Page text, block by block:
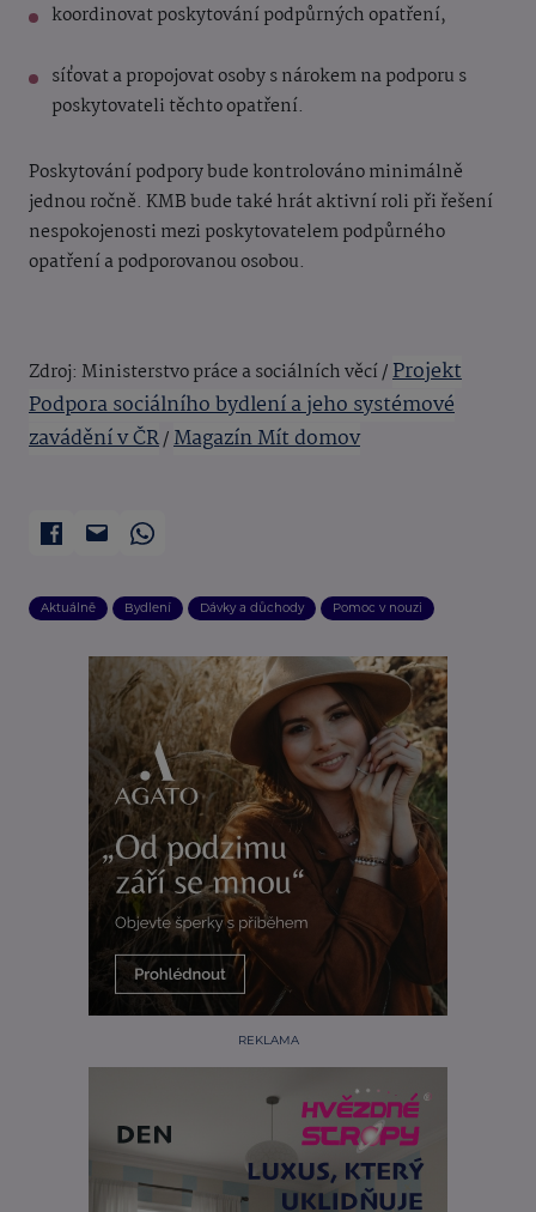
koordinovat poskytování podpůrných opatření,
síťovat a propojovat osoby s nárokem na podporu s
poskytovateli těchto opatření.
Poskytování podpory bude kontrolováno minimálně
jednou ročně. KMB bude také hrát aktivní roli při řešení
nespokojenosti mezi poskytovatelem podpůrného
opatření a podporovanou osobou.
Zdroj: Ministerstvo práce a sociálních věcí /Projekt
Podpora sociálního bydlení a jeho systémové
zavádění v ČR/Magazín Mít domov
Aktuálně Bydlení Dávky a důchody Pomoc v nouzi
REKLAMA